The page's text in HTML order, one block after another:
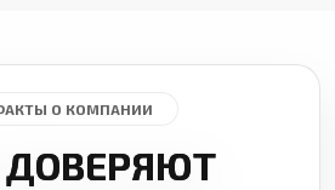
О КОМПАНИИ
ДОВЕРЯЮТ